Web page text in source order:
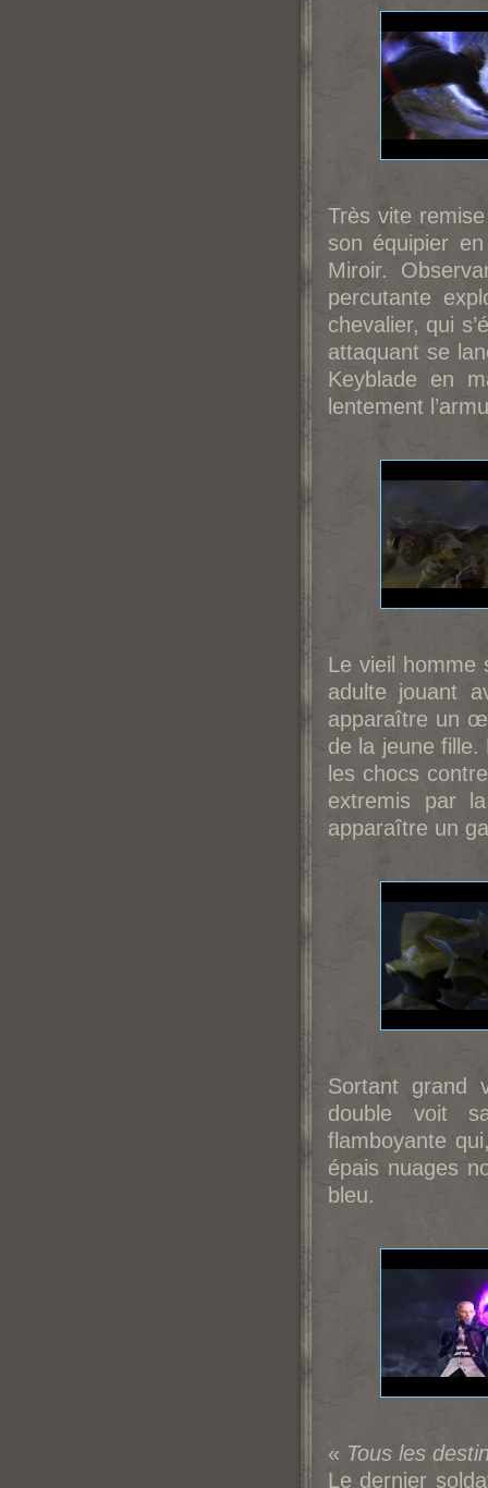
Très vite
son équipier
Miroir.
percutante
chevalier, qui
attaquant se
Keyblade en
lentement
Le vieil homme
adulte jouant
apparaître un
de la jeune
les chocs
extremis par
apparaître un
Sortant grand
double voit
flamboyante
épais nuages
bleu.
« Tous les
Le dernier